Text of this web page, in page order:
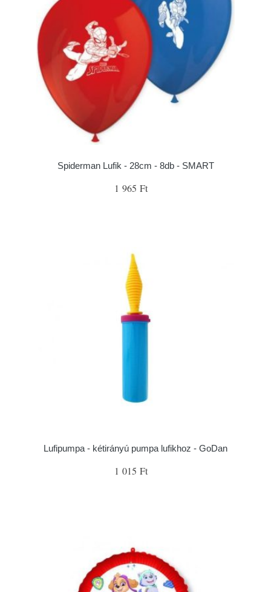
Spiderman Lufik - 28cm - 8db - SMART
1 965 Ft
Lufipumpa - kétirányú pumpa lufikhoz - GoDan
1 015 Ft